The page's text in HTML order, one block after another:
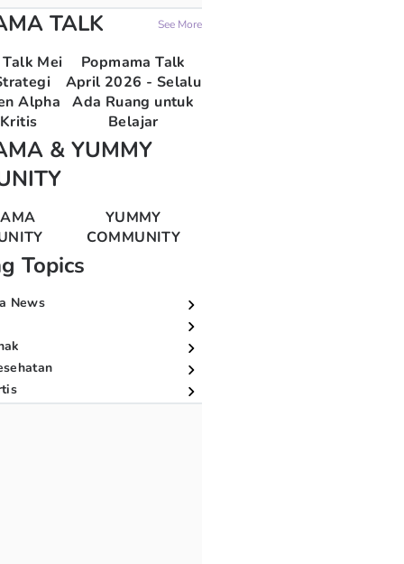
TALK See More
Mei
Alpha
Popmama Talk
April 2026 - Selalu
Ada Ruang untuk
Belajar
& YUMMY
YUMMY
COMMUNITY
Topics
News